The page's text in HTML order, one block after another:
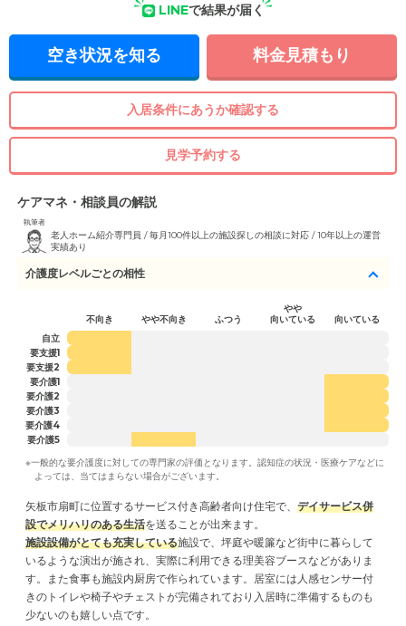
LINEで結果が届く
空き状況を知る 料金見積もり
入居条件にあうか確認する
見学予約する
ケアマネ・相談員の解説
執筆者
老人ホーム紹介専門員 / 毎月100件以上の施設探しの相談に対応 / 10年以上の運営
実績あり
介護度レベルごとの相性
不向き やや不向き ふつう
やや
向いている
向いている
自立
要支援1
要支援2
要介護1
要介護2
要介護3
要介護4
要介護5
※一般的な要介護度に対しての専門家の評価となります。認知症の状況・医療ケアなどに
よっては、当てはまらない場合がございます。
矢板市扇町に位置するサービス付き高齢者向け住宅で、 デイサービス併
設でメリハリのある生活
施設設備がとても充実している施設で、坪庭や暖簾など街中に暮らして
いるような演出が施され、実際に利用できる理美容ブースなどがありま
す。また食事も施設内厨房で作られています。居室には人感センサー付
きのトイレや椅子やチェストが完備されており入居時に準備するものも
少ないのも嬉しい点です。